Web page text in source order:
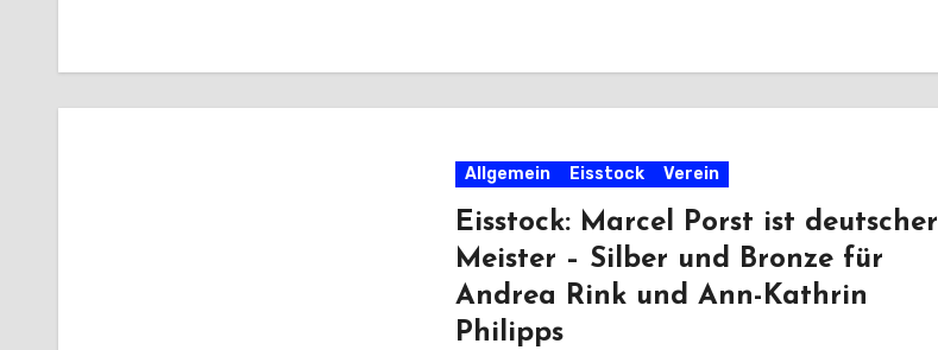
Allgemein Eisstock Verein
Eisstock: Marcel Porst ist deutscher
Meister – Silber und Bronze für
Andrea Rink und Ann-Kathrin
Philipps